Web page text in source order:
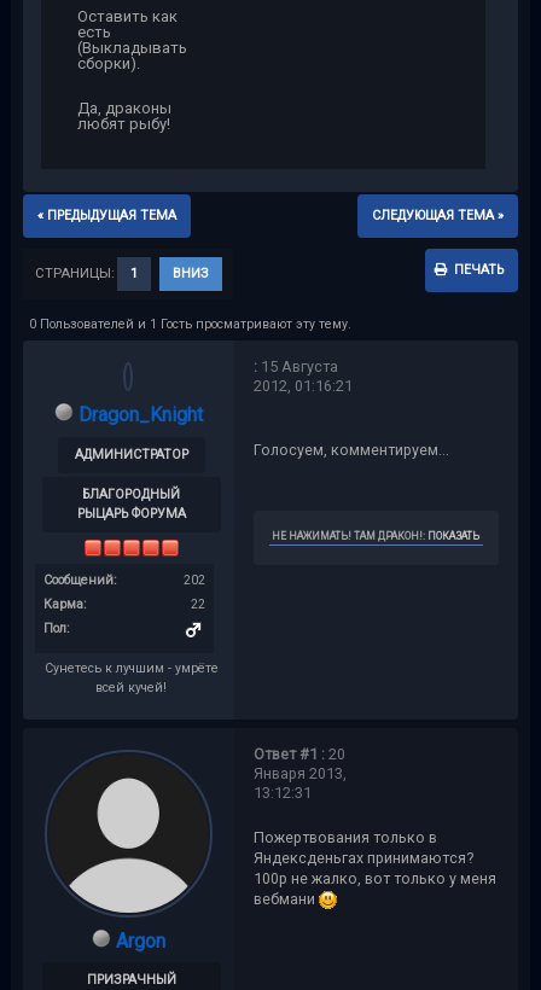
Оставить как
есть
(Выкладывать
сборки).
Да, драконы
любят рыбу!
« ПРЕДЫДУЩАЯ ТЕМА СЛЕДУЮЩАЯ ТЕМА »
ПЕЧАТЬ
СТРАНИЦЫ: 1 ВНИЗ
0 Пользователей и 1 Гость просматривают эту тему.
Dragon_Knight
АДМИНИСТРАТОР
БЛАГОРОДНЫЙ
РЫЦАРЬ ФОРУМА
Сообщений:
202
Карма:
22
Пол:
Сунетесь к лучшим - умрёте
всей кучей!
:15 Августа
2012, 01:16:21
Голосуем, комментируем...
НЕ НАЖИМАТЬ! ТАМ ДРАКОН!: ПОКАЗАТЬ
Argon
ПРИЗРАЧНЫЙ
Ответ #1 :20
Января 2013,
13:12:31
Пожертвования только в
Яндексденьгах принимаются?
100р не жалко, вот только у меня
вебмани